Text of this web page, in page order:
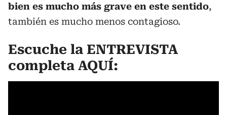
bien es mucho más grave en este sentido,
también es mucho menos contagioso.
Escuche la ENTREVISTA
completa AQUÍ: